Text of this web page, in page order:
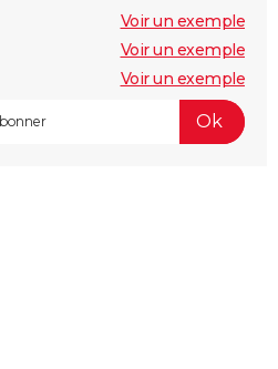
Voir un exemple
Voir un exemple
Voir un exemple